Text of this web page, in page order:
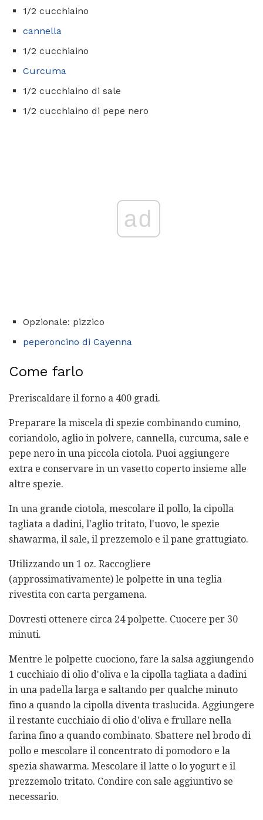
1/2 cucchiaino
cannella
1/2 cucchiaino
Curcuma
1/2 cucchiaino di sale
1/2 cucchiaino di pepe nero
ad
Opzionale: pizzico
peperoncino di Cayenna
Come farlo
Preriscaldare il forno a 400 gradi.
Preparare la miscela di spezie combinando cumino,
coriandolo, aglio in polvere, cannella, curcuma, sale e
pepe nero in una piccola ciotola. Puoi aggiungere
extra e conservare in un vasetto coperto insieme alle
altre spezie.
In una grande ciotola, mescolare il pollo, la cipolla
tagliata a dadini, l'aglio tritato, l'uovo, le spezie
shawarma, il sale, il prezzemolo e il pane grattugiato.
Utilizzando un 1 oz. Raccogliere
(approssimativamente) le polpette in una teglia
rivestita con carta pergamena.
Dovresti ottenere circa 24 polpette. Cuocere per 30
minuti.
Mentre le polpette cuociono, fare la salsa aggiungendo
1 cucchiaio di olio d'oliva e la cipolla tagliata a dadini
in una padella larga e saltando per qualche minuto
fino a quando la cipolla diventa traslucida. Aggiungere
il restante cucchiaio di olio d'oliva e frullare nella
farina fino a quando combinato. Sbattere nel brodo di
pollo e mescolare il concentrato di pomodoro e la
spezia shawarma. Mescolare il latte o lo yogurt e il
prezzemolo tritato. Condire con sale aggiuntivo se
necessario.